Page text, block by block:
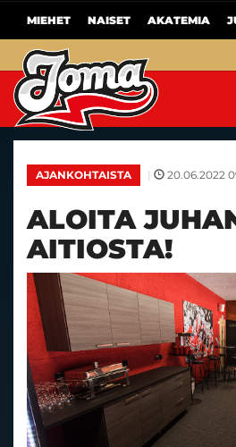
MIEHET NAISET AKATEMIA
AJANKOHTAISTA | 20.06.2022
ALOITA
AITIOSTA!